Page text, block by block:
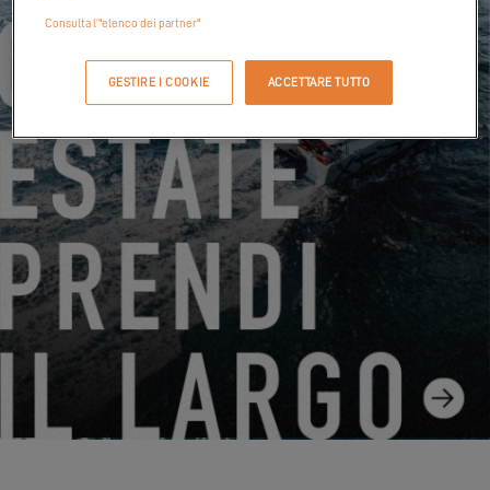
Consulta l’"elenco dei partner"
GESTIRE I COOKIE ACCETTARE TUTTO